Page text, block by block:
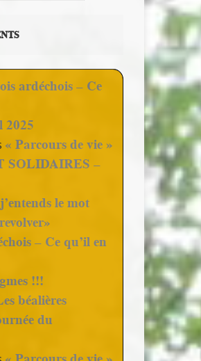
ardéchois – Ce
2025
« Parcours de vie »
SOLIDAIRES –
le mot
– Ce qu’il en
!!!
béalières
du